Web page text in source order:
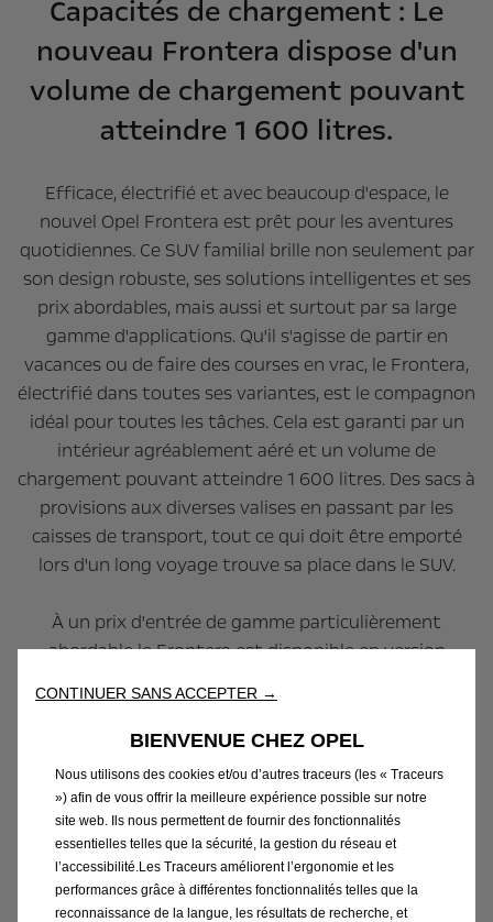
Capacités de chargement : Le
nouveau Frontera dispose d'un
volume de chargement pouvant
atteindre 1 600 litres.
Efficace, électrifié et avec beaucoup d'espace, le
nouvel Opel Frontera est prêt pour les aventures
quotidiennes. Ce SUV familial brille non seulement par
son design robuste, ses solutions intelligentes et ses
prix abordables, mais aussi et surtout par sa large
gamme d'applications. Qu'il s'agisse de partir en
vacances ou de faire des courses en vrac, le Frontera,
électrifié dans toutes ses variantes, est le compagnon
idéal pour toutes les tâches. Cela est garanti par un
intérieur agréablement aéré et un volume de
chargement pouvant atteindre 1 600 litres. Des sacs à
provisions aux diverses valises en passant par les
caisses de transport, tout ce qui doit être emporté
lors d'un long voyage trouve sa place dans le SUV.
À un prix d'entrée de gamme particulièrement
abordable le Frontera est disponible en version
option entièrement électrique et sans émissions
locales peuvent choisir le Frontera Electric à partir de
28 990 euros. Avec une longueur de 4 385 millimètres,
une largeur de 1 849 millimètres (avec les rétroviseurs
extérieurs rabattus) et une hauteur de 1 635
millimètres, le Frontera offre beaucoup d'espace. Le
design clair, avec des flancs et une lunette arrière
verticale, y contribue également.
CONTINUER SANS ACCEPTER →
BIENVENUE CHEZ OPEL
Nous utilisons des cookies et/ou d’autres traceurs (les « Traceurs
») afin de vous offrir la meilleure expérience possible sur notre
site web. Ils nous permettent de fournir des fonctionnalités
essentielles telles que la sécurité, la gestion du réseau et
l’accessibilité.Les Traceurs améliorent l’ergonomie et les
performances grâce à différentes fonctionnalités telles que la
reconnaissance de la langue, les résultats de recherche, et